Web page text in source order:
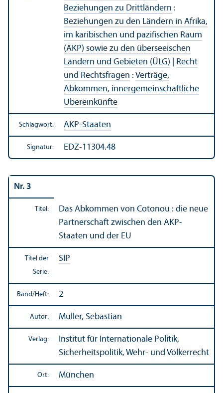
Beziehungen zu Drittländern :
Beziehungen zu den Ländern in Afrika,
im karibischen und pazifischen Raum
(AKP) sowie zu den überseeischen
Ländern und Gebieten (ÜLG)
Recht
und Rechts­fragen : Verträge,
Abkommen, innergemeinschaft­liche
Über­einkünfte
Schlagwort: AKP-Staaten
Signatur: EDZ-11304.48
Nr. 3
Titel:
Das Abkommen von Cotonou : die neue
Partner­schaft zwischen den AKP-
Staaten und der EU
Titel der
Serie:
SIP
Band/Heft: 2
Autor: Müller, Sebastian
Verlag:
Institut für Internationale Politik,
Sicherheits­politik, Wehr- und Völkerrecht
Ort: München